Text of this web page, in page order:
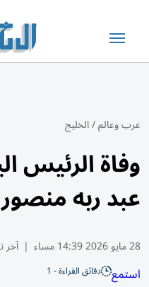
عرب وعالم/الخليج
وفاة الرئيس
عبد ربه
28 مايو 2026 14:39 مساء |
استمع دقائق القراءة - 1